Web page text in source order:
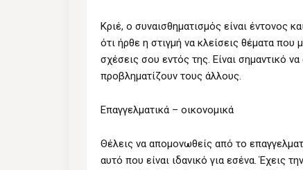
Κριέ, ο συναισθηματισμός είναι έντονος
ότι ήρθε η στιγμή να κλείσεις θέματα
σχέσεις σου εντός της. Είναι σημαντικό
προβληματίζουν τους άλλους.
Επαγγελματικά – οικονομικά
Θέλεις να απομονωθείς από το
αυτό που είναι ιδανικό για εσένα. Έχεις